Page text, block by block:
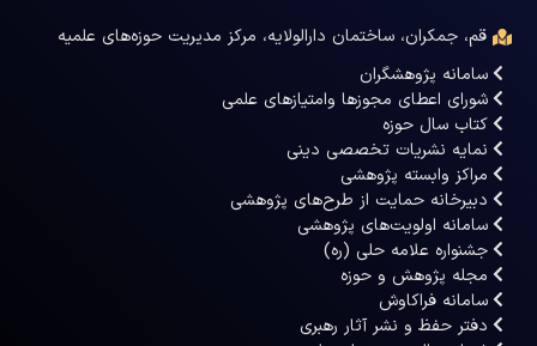
قم، جمکران، ساختمان دارالولایه، مرکز مدیریت حوزه‌های علمیه
سامانه پژوهشگران
شورای اعطای مجوزها وامتیازهای علمی
کتاب سال حوزه
نمایه نشریات تخصصی دینی
مراکز وابسته پژوهشی
دبیرخانه حمایت از طرح‌های پژوهشی
سامانه اولویت‌های پژوهشی
جشنواره علامه حلی (ره)
مجله پژوهش و حوزه
سامانه فراکاوش
دفتر حفظ و نشر آثار رهبری